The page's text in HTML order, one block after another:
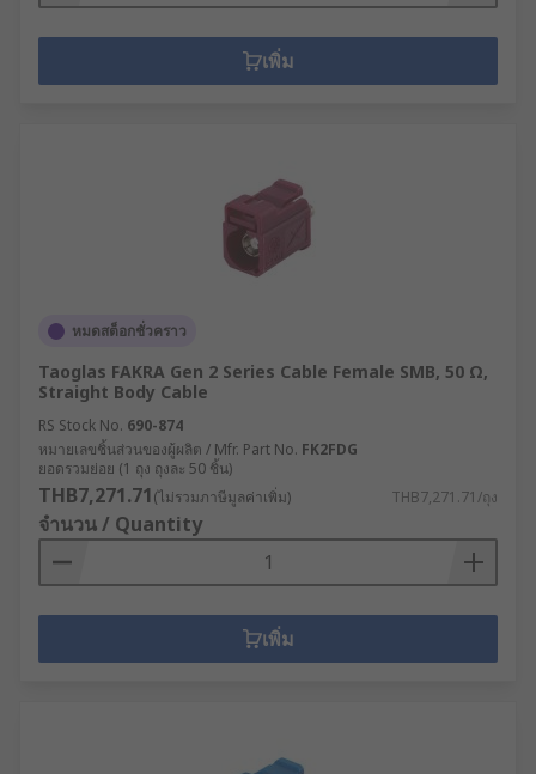
เพิ่ม
หมดสต็อกชั่วคราว
Taoglas FAKRA Gen 2 Series Cable Female SMB, 50 Ω,
Straight Body Cable
RS Stock No. 690-874
หมายเลขชิ้นส่วนของผู้ผลิต / Mfr. Part No. FK2FDG
ยอดรวมย่อย (1 ถุง ถุงละ 50 ชิ้น)
THB7,271.71(ไม่รวมภาษีมูลค่าเพิ่ม) THB7,271.71/ถุง
จำนวน / Quantity
เพิ่ม